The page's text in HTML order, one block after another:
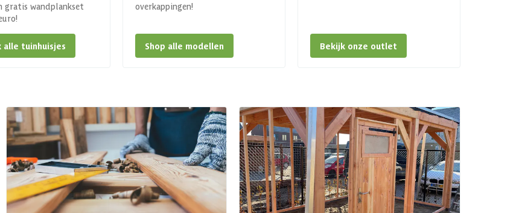
gratis wandplankset
alle tuinhuisjes
overkappingen!
Shop alle modellen Bekijk onze outlet